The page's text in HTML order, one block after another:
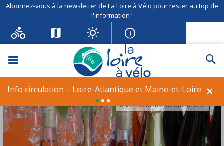
Abonnez-vous à la newsletter de La Loire à Vélo pour rester au top de
l'information !
Menu
×
Info circulation – Loire-Atlantique et Maine-et-Loire
CHÂTEAU DE LA PICHONNIÈRE©